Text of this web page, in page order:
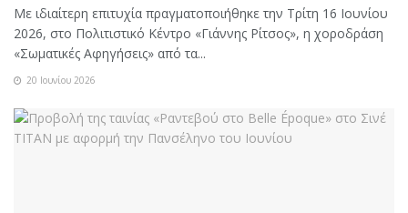
Με ιδιαίτερη επιτυχία πραγματοποιήθηκε την Τρίτη 16 Ιουνίου
2026, στο Πολιτιστικό Κέντρο «Γιάννης Ρίτσος», η χοροδράση
«Σωματικές Αφηγήσεις» από τα...
20 Ιουνίου 2026